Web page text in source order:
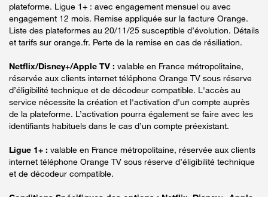
plateforme. Ligue 1+ : avec engagement mensuel ou avec
engagement 12 mois. Remise appliquée sur la facture Orange.
Liste des plateformes au 20/11/25 susceptible d’évolution. Détails
et tarifs sur orange.fr. Perte de la remise en cas de résiliation.
Netflix/Disney+/Apple TV : valable en France métropolitaine,
réservée aux clients internet téléphone Orange TV sous réserve
d’éligibilité technique et de décodeur compatible. L'accès au
service nécessite la création et l'activation d'un compte auprès
de la plateforme. L’activation pourra également se faire avec les
identifiants habituels dans le cas d’un compte préexistant.
Ligue 1+ : valable en France métropolitaine, réservée aux clients
internet téléphone Orange TV sous réserve d’éligibilité technique
et de décodeur compatible.